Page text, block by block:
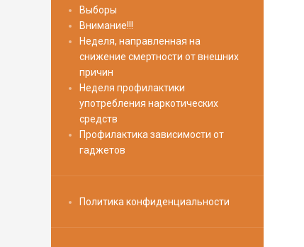
Выборы
Внимание!!!
Неделя, направленная на
снижение смертности от внешних
причин
Неделя профилактики
употребления наркотических
средств
Профилактика зависимости от
гаджетов
Политика конфиденциальности